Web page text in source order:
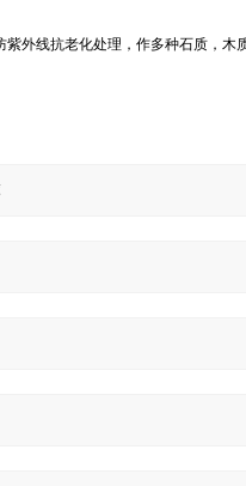
外线抗老化处理，作多种石质，木